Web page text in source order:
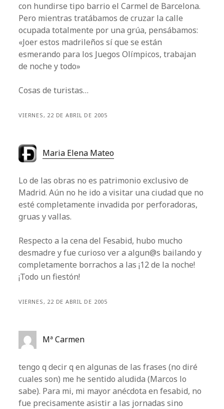
con hundirse tipo barrio el Carmel de Barcelona.
Pero mientras tratábamos de cruzar la calle
ocupada totalmente por una grúa, pensábamos:
«Joer estos madrileños sí que se están
esmerando para los Juegos Olímpicos, trabajan
de noche y todo»
Cosas de turistas…
VIERNES, 22 DE ABRIL DE 2005
Maria Elena Mateo
Lo de las obras no es patrimonio exclusivo de
Madrid. Aún no he ido a visitar una ciudad que no
esté completamente invadida por perforadoras,
gruas y vallas.
Respecto a la cena del Fesabid, hubo mucho
desmadre y fue curioso ver a algun@s bailando y
completamente borrachos a las ¡12 de la noche!
¡Todo un fiestón!
VIERNES, 22 DE ABRIL DE 2005
Mª Carmen
tengo q decir q en algunas de las frases (no diré
cuales son) me he sentido aludida (Marcos lo
sabe). Para mi, mi mayor anécdota en fesabid, no
fue precisamente asistir a las jornadas sino